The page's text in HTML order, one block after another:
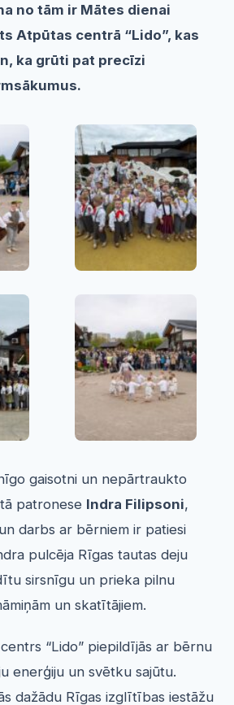
no tām ir Mātes dienai
Atpūtas centrā “Lido”, kas
ka grūti pat precīzi
gaisotni un nepārtraukto
patronese Indra Filipsoni,
darbs ar bērniem ir patiesi
pulcēja Rīgas tautas deju
sirsnīgu un prieka pilnu
un skatītājiem.
“Lido” piepildījās ar bērnu
enerģiju un svētku sajūtu.
dažādu Rīgas izglītības iestāžu